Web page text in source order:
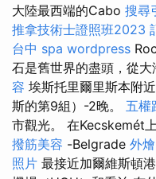
大陸最西端的Cabo 搜尋
推拿技術士證照班2023
台中 spa wordpress
石是舊世界的盡頭，從大
容 埃斯托里爾里斯本附
斯的第9組）-2晚。 五權
市觀光。 在Kecskemét
撥筋美容 -Belgrade 外燴
照片 最接近加爾維斯頓